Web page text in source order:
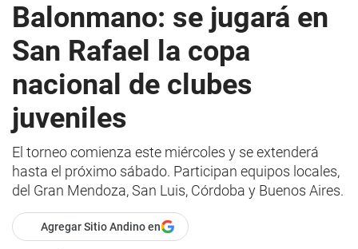
Balonmano: se jugará en
San Rafael la copa
nacional de clubes
juveniles
El torneo comienza este miércoles y se extenderá
hasta el próximo sábado. Participan equipos locales,
del Gran Mendoza, San Luis, Córdoba y Buenos Aires.
Agregar Sitio Andino en